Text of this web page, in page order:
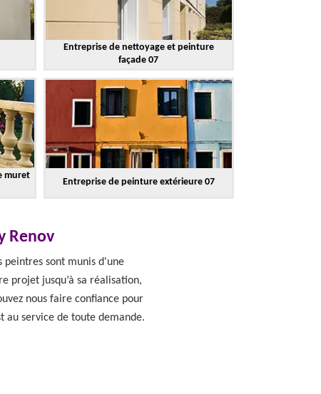
Entreprise de nettoyage et peinture
façade 07
muret
Entreprise de peinture extérieure 07
Renov
peintres sont munis d'une
projet jusqu’à sa réalisation,
nous faire confiance pour
au service de toute demande.